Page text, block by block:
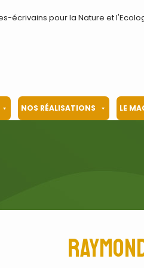
écrivains pour la Nature et
NOS RÉALISATIONS LE